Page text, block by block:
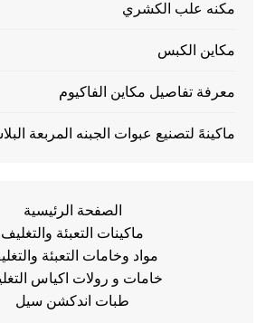
مكنه علب الكشري
مكاين الكبس
معرفة تفاصيل مكاين الفاكيوم
ماكينهً لتصنيع عبوات الجبنه المربعة
الصفحة الرئيسية
ماكينات التعبئة والتغليف
مواد وخامات التعبئة
خامات و رولات اكياس
طبات اندكشن سيل